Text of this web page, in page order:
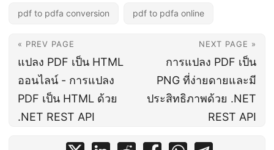
pdf to pdfa conversion pdf to pdfa online
« PREV PAGE
แปลง PDF เป็น HTML
ออนไลน์ - การแปลง
PDF เป็น HTML ด้วย
.NET REST API
NEXT PAGE »
การแปลง PDF เป็น
PNG ที่ง่ายดายและมี
ประสิทธิภาพด้วย .NET
REST API